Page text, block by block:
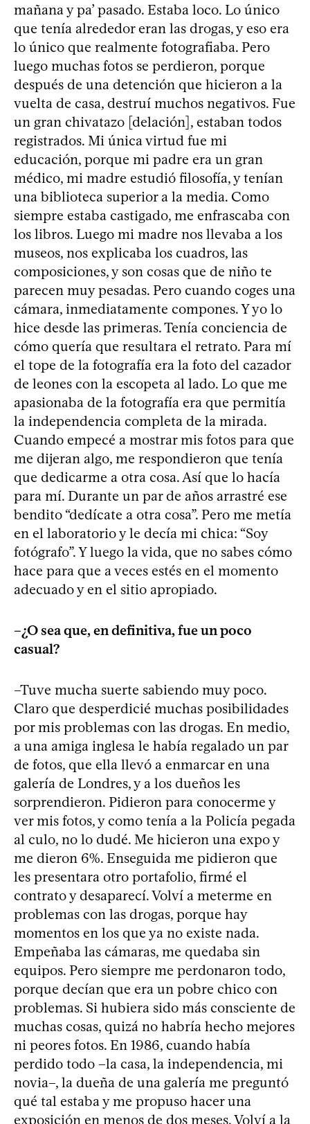
mañana y pa’ pasado. Estaba loco. Lo único
que tenía alrededor eran las drogas, y eso era
lo único que realmente fotografiaba. Pero
luego muchas fotos se perdieron, porque
después de una detención que hicieron a la
vuelta de casa, destruí muchos negativos. Fue
un gran chivatazo [delación], estaban todos
registrados. Mi única virtud fue mi
educación, porque mi padre era un gran
médico, mi madre estudió filosofía, y tenían
una biblioteca superior a la media. Como
siempre estaba castigado, me enfrascaba con
los libros. Luego mi madre nos llevaba a los
museos, nos explicaba los cuadros, las
composiciones, y son cosas que de niño te
parecen muy pesadas. Pero cuando coges una
cámara, inmediatamente compones. Y yo lo
hice desde las primeras. Tenía conciencia de
cómo quería que resultara el retrato. Para mí
el tope de la fotografía era la foto del cazador
de leones con la escopeta al lado. Lo que me
apasionaba de la fotografía era que permitía
la independencia completa de la mirada.
Cuando empecé a mostrar mis fotos para que
me dijeran algo, me respondieron que tenía
que dedicarme a otra cosa. Así que lo hacía
para mí. Durante un par de años arrastré ese
bendito “dedícate a otra cosa”. Pero me metía
en el laboratorio y le decía mi chica: “Soy
fotógrafo”. Y luego la vida, que no sabes cómo
hace para que a veces estés en el momento
adecuado y en el sitio apropiado.
–¿O sea que, en definitiva, fue un poco
casual?
–Tuve mucha suerte sabiendo muy poco.
Claro que desperdicié muchas posibilidades
por mis problemas con las drogas. En medio,
a una amiga inglesa le había regalado un par
de fotos, que ella llevó a enmarcar en una
galería de Londres, y a los dueños les
sorprendieron. Pidieron para conocerme y
ver mis fotos, y como tenía a la Policía pegada
al culo, no lo dudé. Me hicieron una expo y
me dieron 6%. Enseguida me pidieron que
les presentara otro portafolio, firmé el
contrato y desaparecí. Volví a meterme en
problemas con las drogas, porque hay
momentos en los que ya no existe nada.
Empeñaba las cámaras, me quedaba sin
equipos. Pero siempre me perdonaron todo,
porque decían que era un pobre chico con
problemas. Si hubiera sido más consciente de
muchas cosas, quizá no habría hecho mejores
ni peores fotos. En 1986, cuando había
perdido todo –la casa, la independencia, mi
novia–, la dueña de una galería me preguntó
qué tal estaba y me propuso hacer una
exposición en menos de dos meses. Volví a la